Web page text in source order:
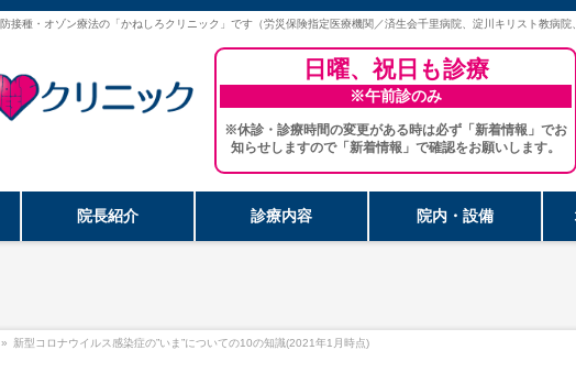
接種・オゾン療法の「かねしろクリニック」です（労災保険指定医療機関／済生会千里病院、淀川キリスト教病院
日曜、祝日も診療
※午前診のみ
※休診・診療時間の変更がある時は必ず「新着情報」でお
知らせしますので「新着情報」で確認をお願いします。
院長紹介 診療内容 院内・設備
» 新型コロナウイルス感染症の”いま”についての10の知識(2021年1月時点)